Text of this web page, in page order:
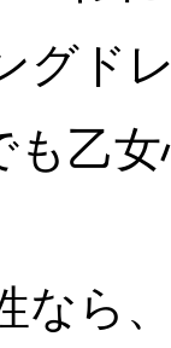
グド
も乙
なら